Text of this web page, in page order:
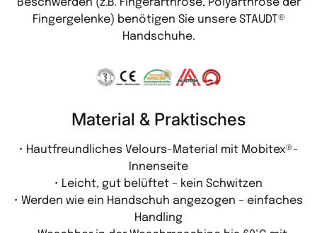
Fingergelenke) benötigen Sie unsere STAUDT®
Handschuhe.
Material & Praktisches
• Hautfreundliches Velours-Material mit Mobitex®-
Innenseite
• Leicht, gut belüftet – kein Schwitzen
• Werden wie ein Handschuh angezogen – einfaches
Handling